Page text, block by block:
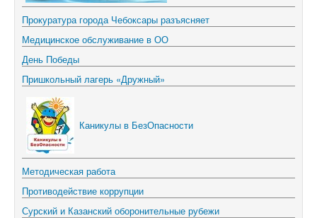
Прокуратура города Чебоксары разъясняет
Медицинское обслуживание в ОО
День Победы
Пришкольный лагерь «Дружный»
Каникулы в БезОпасности
Методическая работа
Противодействие коррупции
Сурский и Казанский оборонительные рубежи